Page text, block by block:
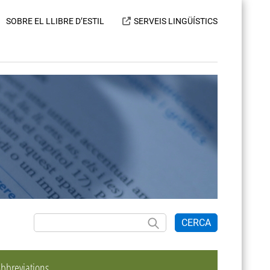
SOBRE EL LLIBRE D’ESTIL SERVEIS LINGÜÍSTICS
CERCA